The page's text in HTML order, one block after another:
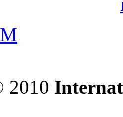
2010